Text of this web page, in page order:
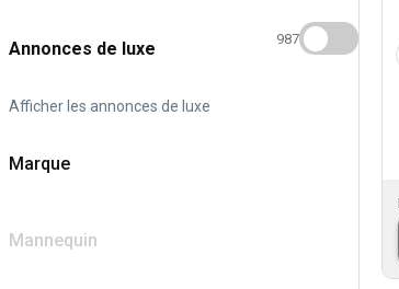
Annonces de luxe
Afficher les annonces de luxe
987
Marque
Mannequin